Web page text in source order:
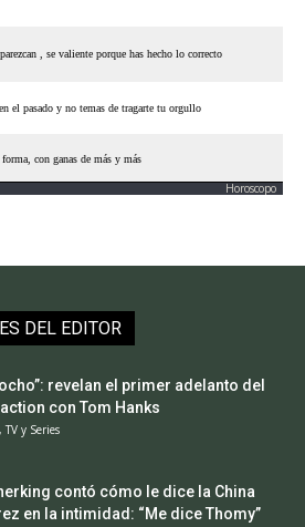
Horoscopo
DEL EDITOR
revelan el primer adelanto del
con Tom Hanks
TV y Series
contó cómo le dice la China
en la intimidad: “Me dice Thomy”